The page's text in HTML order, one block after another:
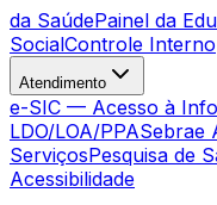
da SaúdePainel da
SocialControle Interno
Atendimento
e-SIC — Acesso à
LDO/LOA/PPASebrae
ServiçosPesquisa de
Acessibilidade